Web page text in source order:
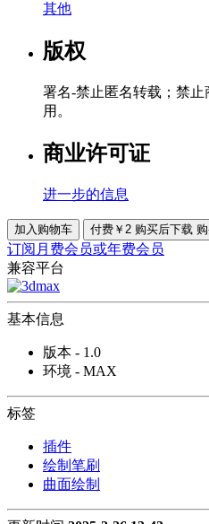
其他
版权
署名-禁止匿名转载；禁
用。
商业许可证
进一步的信息
加入购物车 付费￥2 购买后下载
订阅月费会员或年费会员
兼容平台
基本信息
版本 - 1.0
环境 - MAX
标签
插件
绘制笔刷
曲面绘制